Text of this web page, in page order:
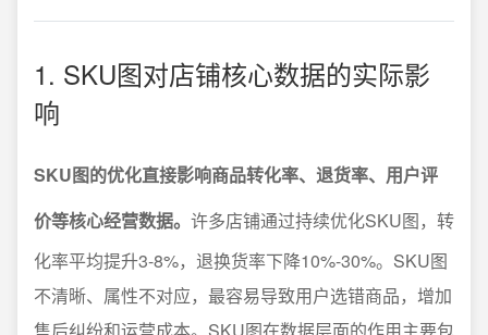
1. SKU图对店铺核心数据的实际影
响
SKU图的优化直接影响商品转化率、退货率、用户评
价等核心经营数据。 许多店铺通过持续优化SKU图，转
化率平均提升3-8%，退换货率下降10%-30%。SKU图
不清晰、属性不对应，最容易导致用户选错商品，增加